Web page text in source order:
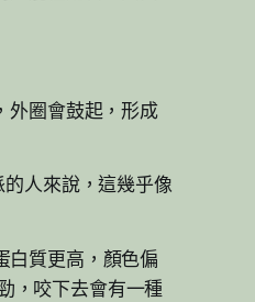
外圈會鼓起，形成
人來說，這幾乎像
白質更高，顏色偏
，咬下去會有一種